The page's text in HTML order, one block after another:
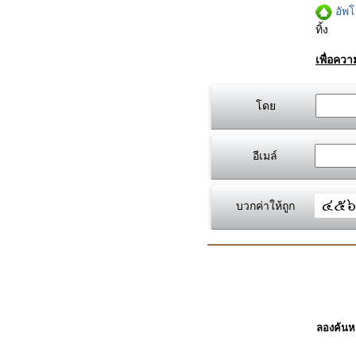
อัพ
ทิ้ง
เพื่อคว
โดย
อีเมล์
บวกค่าให้ถูก
ลองค้นห